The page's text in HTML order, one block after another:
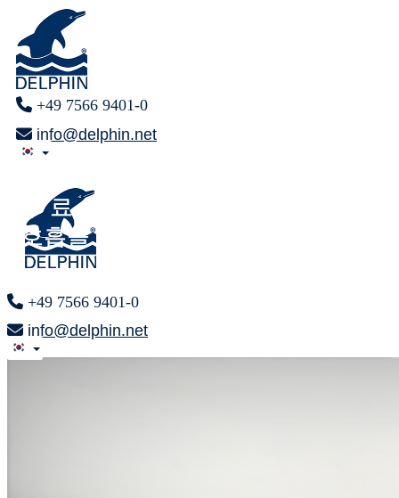
+49 7566 9401-0
info@delphin.net
+49 7566 9401-0
info@delphin.net
무 료
호흡을 통한
무 료
호흡을 통한